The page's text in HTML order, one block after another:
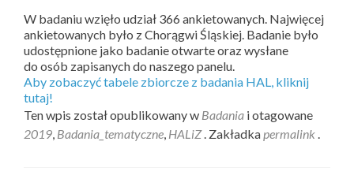
W badaniu wzięło udział 366 ankietowanych. Najwięcej
ankietowanych było z Chorągwi Śląskiej. Badanie było
udostępnione jako badanie otwarte oraz wysłane
do osób zapisanych do naszego panelu.
Aby zobaczyć tabele zbiorcze z badania HAL, kliknij
tutaj!
Ten wpis został opublikowany w Badania i otagowane
2019, Badania_tematyczne, HALiZ. Zakładkapermalink .